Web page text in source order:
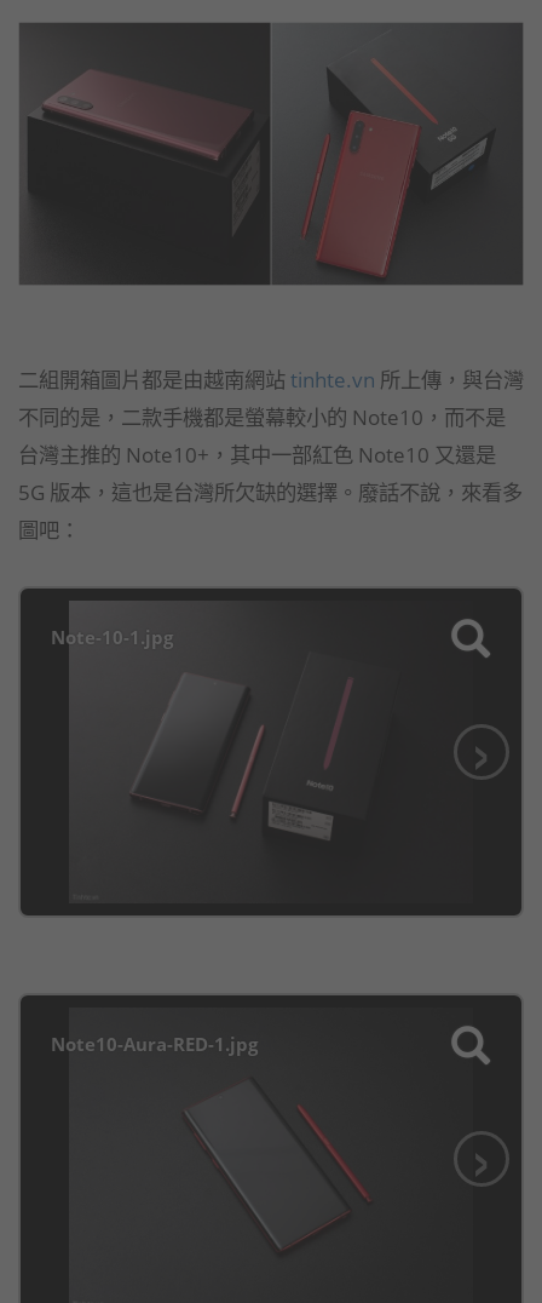
二組開箱圖片都是由越南網站tinhte.vn 所上傳，與台灣
不同的是，二款手機都是螢幕較小的 Note10，而不是
台灣主推的 Note10+，其中一部紅色 Note10 又還是
5G 版本，這也是台灣所欠缺的選擇。廢話不說，來看多
圖吧：
Note-10-1.jpg
›
Note10-Aura-RED-1.jpg
›